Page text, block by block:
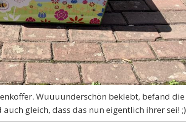
Wuuuunderschön beklebt, befand die
gleich, dass das nun eigentlich ihrer sei! ;)